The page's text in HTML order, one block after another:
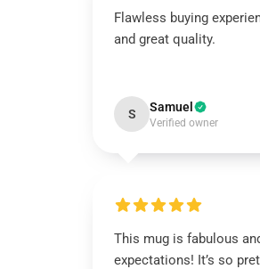
Flawless buying
and great quality.
S Samuel
Verified owner
This mug is fabulous
expectations! It’s so